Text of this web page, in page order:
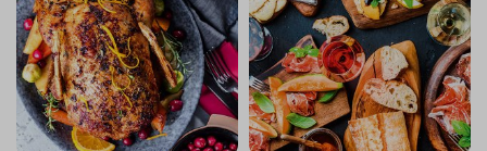
Ente gut, alles
gut
Pop up, little
Italy!